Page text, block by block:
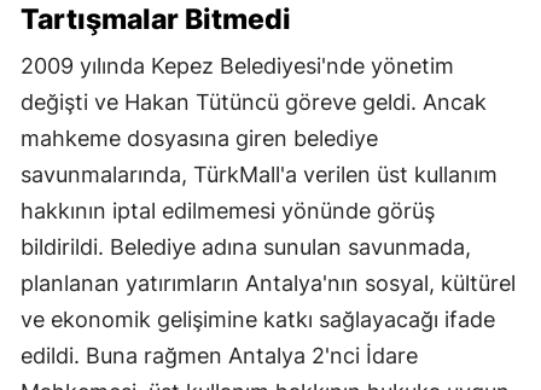
Tartışmalar Bitmedi
2009 yılında Kepez Belediyesi'nde yönetim
değişti ve Hakan Tütüncü göreve geldi. Ancak
mahkeme dosyasına giren belediye
savunmalarında, TürkMall'a verilen üst kullanım
hakkının iptal edilmemesi yönünde görüş
bildirildi. Belediye adına sunulan savunmada,
planlanan yatırımların Antalya'nın sosyal, kültürel
ve ekonomik gelişimine katkı sağlayacağı ifade
edildi. Buna rağmen Antalya 2'nci İdare